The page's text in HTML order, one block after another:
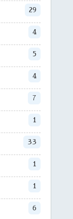
29
4
5
4
7
1
33
1
1
6